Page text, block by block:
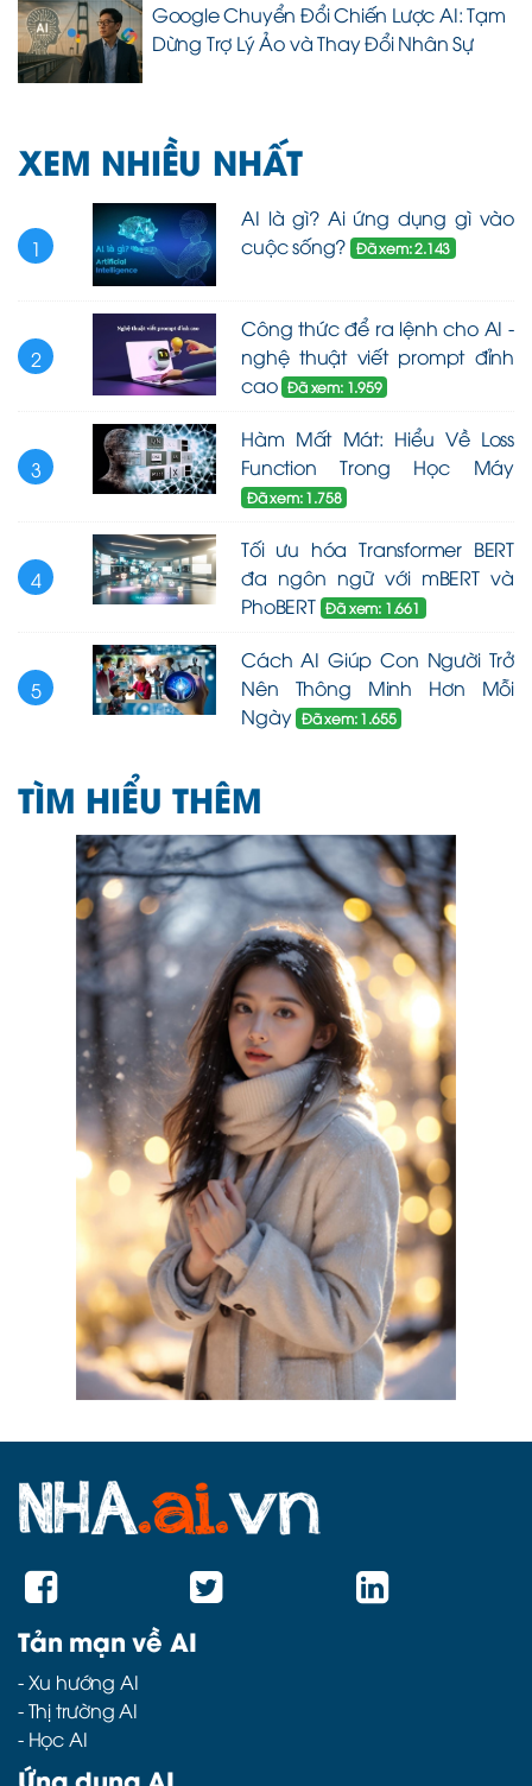
Google Chuyển Đổi Chiến Lược AI: Tạm
Dừng Trợ Lý Ảo và Thay Đổi Nhân Sự
XEM NHIỀU NHẤT
1
AI là gì? Ai ứng dụng gì vào
cuộc sống? Đã xem: 2.143
2
Công thức để ra lệnh cho AI -
nghệ thuật viết prompt đỉnh
cao Đã xem: 1.959
3
Hàm Mất Mát: Hiểu Về Loss
Function Trong Học Máy
Đã xem: 1.758
4
Tối ưu hóa Transformer BERT
đa ngôn ngữ với mBERT và
PhoBERT Đã xem: 1.661
5
Cách AI Giúp Con Người Trở
Nên Thông Minh Hơn Mỗi
Ngày Đã xem: 1.655
TÌM HIỂU THÊM
Tản mạn về AI
-Xu hướng AI
-Thị trường AI
- Học AI
Ứng dụng AI